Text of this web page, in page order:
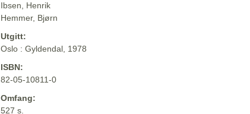
Ibsen, Henrik
Hemmer, Bjørn
Utgitt:
Oslo : Gyldendal, 1978
ISBN:
82-05-10811-0
Omfang:
527 s.